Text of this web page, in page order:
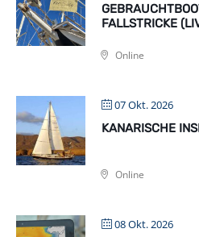
FALLSTRICKE
Online
07 Okt. 2026
KANARISCHE
Online
08 Okt. 2026